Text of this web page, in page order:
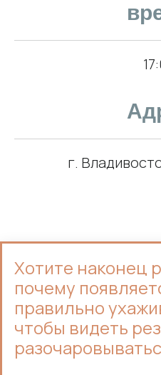
г.
Хотите наконец
почему
правильно
чтобы видеть